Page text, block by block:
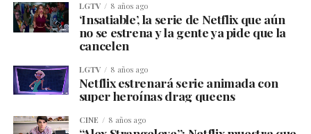
LGTV 8 años ago
‘Insatiable’, la serie de Netflix que aún
no se estrena y la gente ya pide que la
cancelen
LGTV 8 años ago
Netflix estrenará serie animada con
super heroínas drag queens
CINE 8 años ago